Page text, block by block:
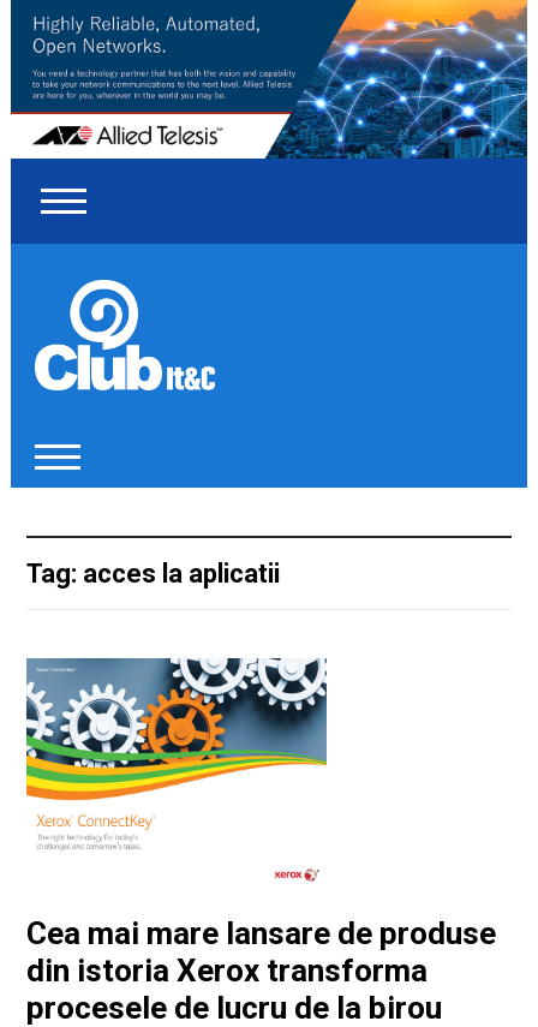
Tag: acces la aplicatii
Cea mai mare lansare de produse
din istoria Xerox transforma
procesele de lucru de la birou